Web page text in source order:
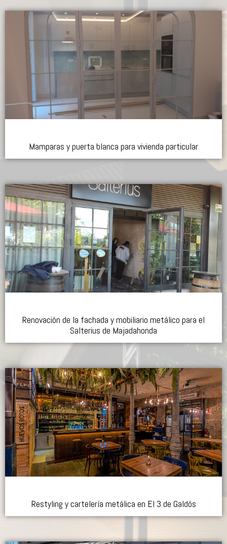
Mamparas y puerta blanca para vivienda particular
Renovación de la fachada y mobiliario metálico para el
Salterius de Majadahonda
Restyling y cartelería metálica en El 3 de Galdós